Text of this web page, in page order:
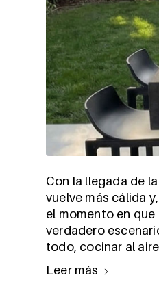
Con la llegada de
vuelve más cálida
el momento en
verdadero
todo, cocinar al
Leer más